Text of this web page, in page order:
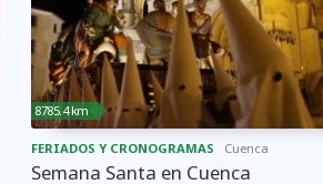
8785.4 km
FERIADOS Y CRONOGRAMAS Cuenca
Semana Santa en Cuenca